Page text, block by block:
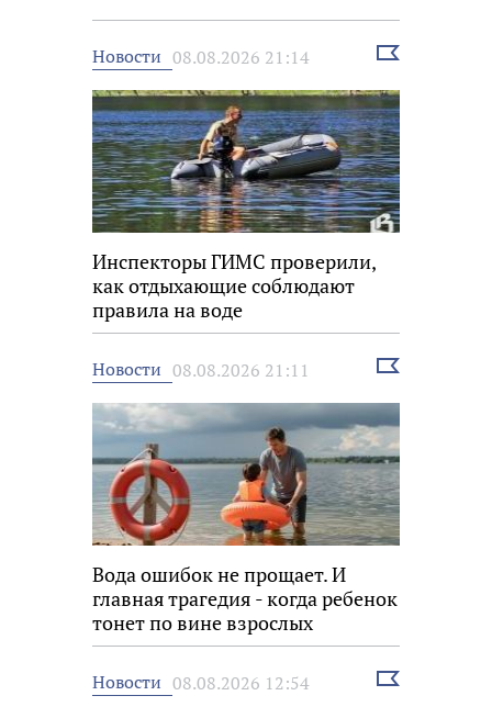
Новости 08.08.2026 21:14
Выбрать
Инспекторы ГИМС проверили,
как отдыхающие соблюдают
правила на воде
Новости 08.08.2026 21:11
Выбрать
Вода ошибок не прощает. И
главная трагедия - когда ребенок
тонет по вине взрослых
Новости 08.08.2026 12:54
Выбрать